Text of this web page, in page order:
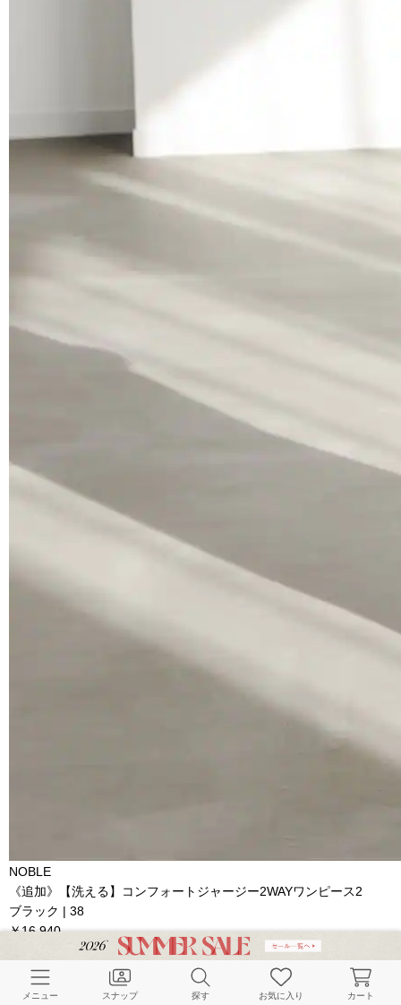
NOBLE
《追加》【洗える】コンフォートジャージー2WAYワンピース2
ブラック | 38
￥16,940
メニュー スナップ 探す お気に入り カート